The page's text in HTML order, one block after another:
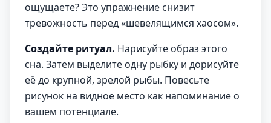
ощущаете? Это упражнение снизит
тревожность перед «шевелящимся хаосом».
Создайте ритуал. Нарисуйте образ этого
сна. Затем выделите одну рыбку и дорисуйте
её до крупной, зрелой рыбы. Повесьте
рисунок на видное место как напоминание о
вашем потенциале.